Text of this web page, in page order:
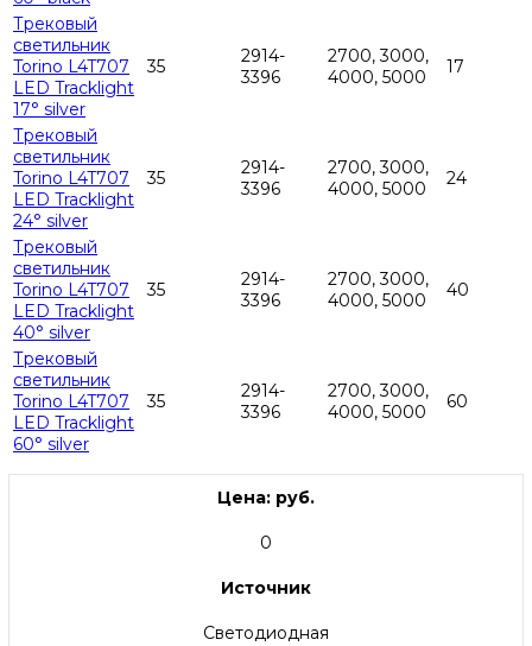
Трековый
светильник
Torino L4T707
LED Tracklight
17° silver
35
2914-
3396
2700, 3000,
4000, 5000
17
Трековый
светильник
Torino L4T707
LED Tracklight
24° silver
35
2914-
3396
2700, 3000,
4000, 5000
24
Трековый
светильник
Torino L4T707
LED Tracklight
40° silver
35
2914-
3396
2700, 3000,
4000, 5000
40
Трековый
светильник
Torino L4T707
LED Tracklight
60° silver
35
2914-
3396
2700, 3000,
4000, 5000
60
Цена: руб.
0
Источник
Светодиодная